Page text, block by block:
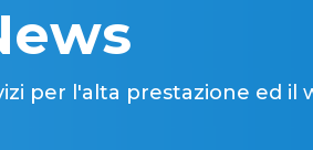
per l'alta prestazione ed il